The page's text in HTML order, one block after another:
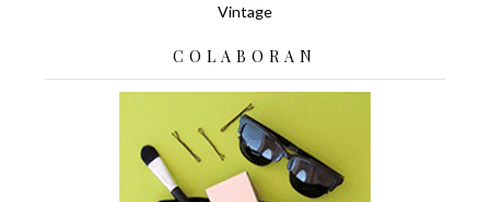
Vintage
COLABORAN